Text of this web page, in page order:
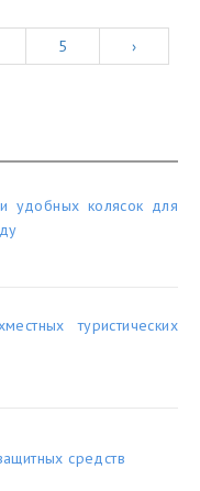
5
›
удобных колясок для
туристических
средств